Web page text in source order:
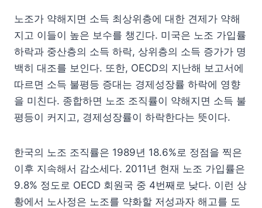
노조가 약해지면 소득 최상위층에 대한 견제가 약해
지고 이들이 높은 보수를 챙긴다. 미국은 노조 가입률
하락과 중산층의 소득 하락, 상위층의 소득 증가가 명
백히 대조를 보인다. 또한, OECD의 지난해 보고서에
따르면 소득 불평등 증대는 경제성장률 하락에 영향
을 미친다. 종합하면 노조 조직률이 약해지면 소득 불
평등이 커지고, 경제성장률이 하락한다는 뜻이다.
한국의 노조 조직률은 1989년 18.6%로 정점을 찍은
이후 지속해서 감소세다. 2011년 현재 노조 가입률은
9.8% 정도로 OECD 회원국 중 4번째로 낮다. 이런 상
황에서 노사정은 노조를 약화할 저성과자 해고를 도